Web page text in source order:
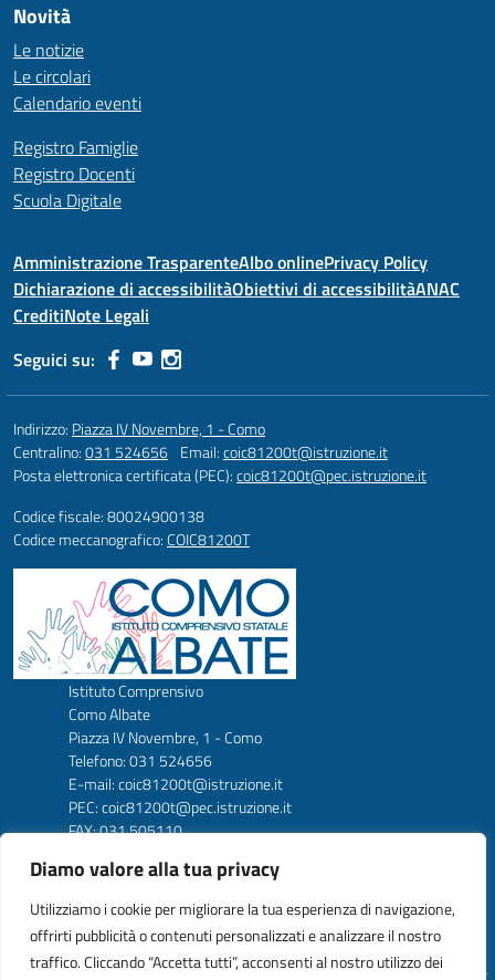
Diamo valore alla tua privacy
Utilizziamo i cookie per migliorare la tua esperienza di navigazione,
offrirti pubblicità o contenuti personalizzati e analizzare il nostro
traffico. Cliccando “Accetta tutti”, acconsenti al nostro utilizzo dei
Novità
Le notizie
Le circolari
Calendario eventi
Registro Famiglie
Registro Docenti
Scuola Digitale
Amministrazione TrasparenteAlbo onlinePrivacy Policy
Dichiarazione di accessibilitàObiettivi di accessibilitàANAC
CreditiNote Legali
Seguici su:
Indirizzo: Piazza IV Novembre, 1 - Como
Centralino:031 524656 Email:coic81200t@istruzione.it
Posta elettronica certificata (PEC):coic81200t@pec.istruzione.it
Codice fiscale: 80024900138
Codice meccanografico:COIC81200T
Istituto Comprensivo
Como Albate
Piazza IV Novembre, 1 - Como
Telefono: 031 524656
E-mail: coic81200t@istruzione.it
PEC: coic81200t@pec.istruzione.it
FAX: 031 505110
Codice Fiscale: 80024900138
Codice amm. UFW1C2